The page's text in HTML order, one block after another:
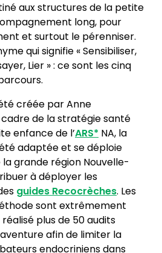
aux structures de la petite
long, pour
et surtout le pérenniser.
qui signifie « Sensibiliser,
Lier » : ce sont les cinq
créée par Anne
cadre de la stratégie santé
enfance de l’ARS* NA, la
adaptée et se déploie
grande région Nouvelle-
à déployer les
guides Recocrèches. Les
sont extrêmement
plus de 50 audits
afin de limiter la
endocriniens dans